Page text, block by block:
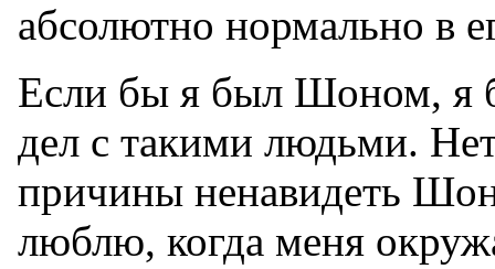
абсолютно нормально в
Если бы я был Шоном, я
дел с такими людьми.
причины ненавидеть
люблю, когда меня